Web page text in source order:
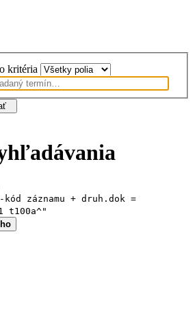
kritéria
kód záznamu + druh.dok =
t100a^"